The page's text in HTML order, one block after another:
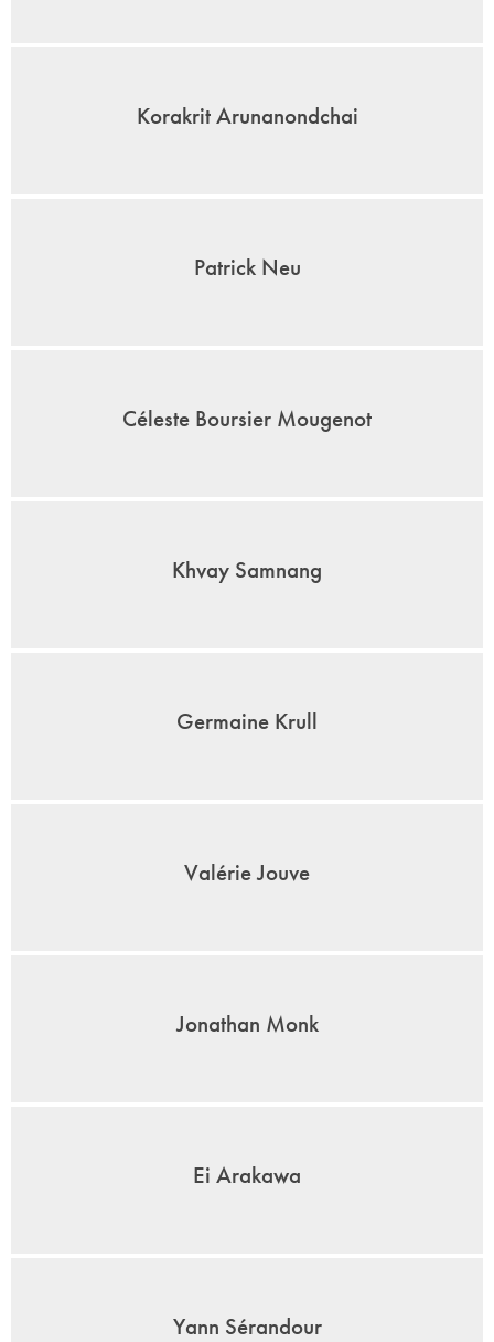
Korakrit Arunanondchai
Patrick Neu
Céleste Boursier Mougenot
Khvay Samnang
Germaine Krull
Valérie Jouve
Jonathan Monk
Ei Arakawa
Yann Sérandour